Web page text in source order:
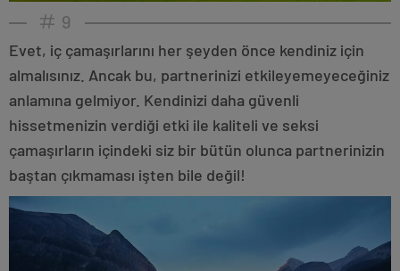
9
Evet, iç çamaşırlarını her şeyden önce kendiniz için
almalısınız. Ancak bu, partnerinizi etkileyemeyeceğiniz
anlamına gelmiyor. Kendinizi daha güvenli
hissetmenizin verdiği etki ile kaliteli ve seksi
çamaşırların içindeki siz bir bütün olunca partnerinizin
baştan çıkmaması işten bile değil!